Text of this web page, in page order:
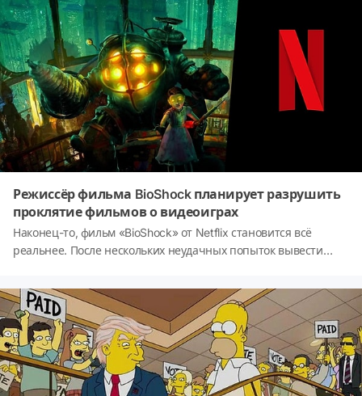
адаптированы для других средств массовой информации,
хотя не все они получили одобрение автора. Одной из самых
популярных экранизаций произведений Кинга, но и одной из
самых противоречивых, является «Сияние» Стэнли Кубрика,
выпущенное в 1980 году и основанное на одноименном
романе, опубликованном в 1977 году. Хотя этот фильм
считается одним из величайших фильмов ужасов, Кубрик
внёс кучу изменений в историю Кинга, настолько, что Кинг
высказал своё мнение по этому поводу.
Режиссёр фильма BioShock планирует разрушить
проклятие фильмов о видеоиграх
Наконец-то, фильм «BioShock» от Netflix становится всё
реальнее. После нескольких неудачных попыток вывести
развернулся на полную катушку, а режиссёр «Голодных игр»
Фрэнсис Лоуренс собирается узнать, сможет ли он избавить
фильм от типичных ошибок подобного жанра. С недавним
объявлением о своём участии, Лоуренс со Стивом
Вайнтраубом из Collider рассказали о статусе сценария во
время пресс-тура для предстоящего фильма «Slumberland».
Он также рассказал о том, почему, по его мнению, фильм